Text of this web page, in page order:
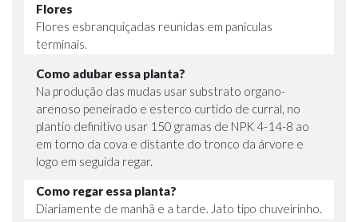
Flores
Flores esbranquiçadas reunidas em panículas
terminais.
Como adubar essa planta?
Na produção das mudas usar substrato organo-
arenoso peneirado e esterco curtido de curral, no
plantio definitivo usar 150 gramas de NPK 4-14-8 ao
em torno da cova e distante do tronco da árvore e
logo em seguida regar.
Como regar essa planta?
Diariamente de manhã e a tarde. Jato tipo chuveirinho.